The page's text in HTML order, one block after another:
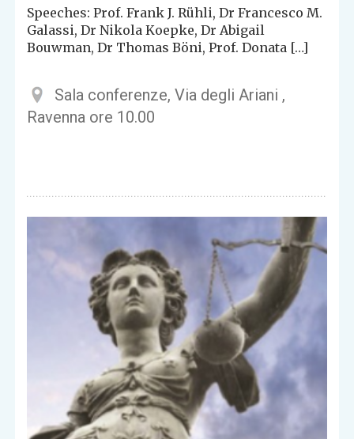
Speeches: Prof. Frank J. Rühli, Dr Francesco M.
Galassi, Dr Nikola Koepke, Dr Abigail
Bouwman, Dr Thomas Böni, Prof. Donata […]
Sala conferenze, Via degli Ariani ,
Ravenna ore 10.00